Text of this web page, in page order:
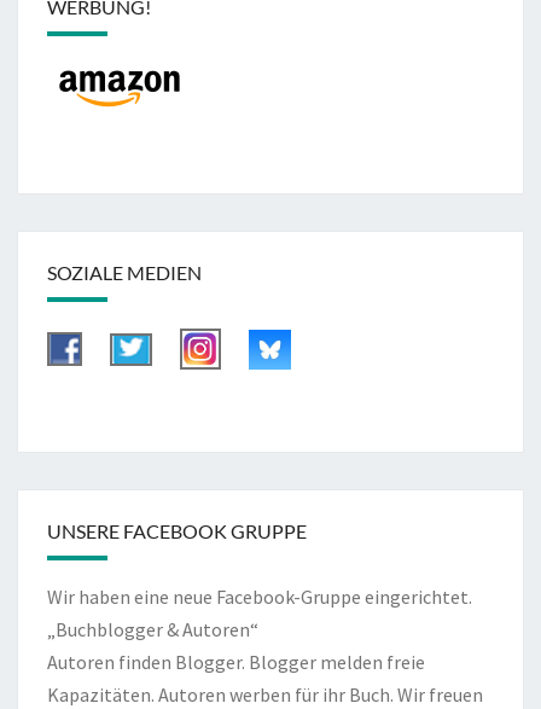
WERBUNG!
SOZIALE MEDIEN
UNSERE FACEBOOK GRUPPE
Wir haben eine neue Facebook-Gruppe eingerichtet.
„Buchblogger & Autoren“
Autoren finden Blogger. Blogger melden freie
Kapazitäten. Autoren werben für ihr Buch. Wir freuen